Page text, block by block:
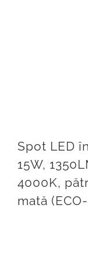
Spot LED
15W,
4000K,
mată